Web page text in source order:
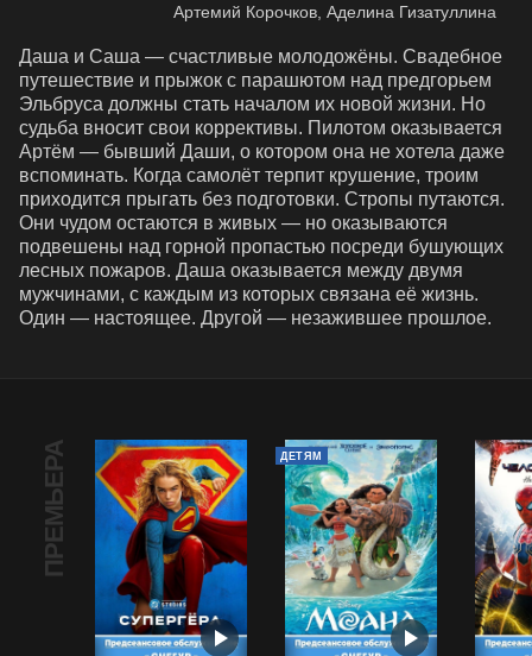
Артемий Корочков, Аделина Гизатуллина
Даша и Саша — счастливые молодожёны. Свадебное
путешествие и прыжок с парашютом над предгорьем
Эльбруса должны стать началом их новой жизни. Но
судьба вносит свои коррективы. Пилотом оказывается
Артём — бывший Даши, о котором она не хотела даже
вспоминать. Когда самолёт терпит крушение, троим
приходится прыгать без подготовки. Стропы путаются.
Они чудом остаются в живых — но оказываются
подвешены над горной пропастью посреди бушующих
лесных пожаров. Даша оказывается между двумя
мужчинами, с каждым из которых связана её жизнь.
Один — настоящее. Другой — незажившее прошлое.
ПРЕМЬЕРА ДЕТЯМ